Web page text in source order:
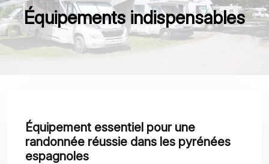
Équipements indispensables
Équipement essentiel pour une
randonnée réussie dans les pyrénées
espagnoles